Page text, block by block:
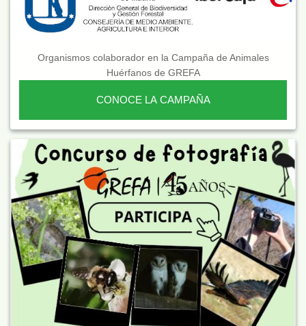
Organismos colaborador en la Campaña de Animales
Huérfanos de GREFA
CONOCE LA CAMPAÑA